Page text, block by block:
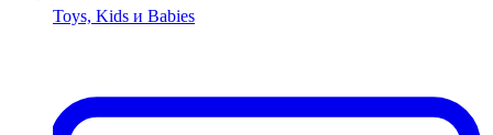
Toys, Kids и Babies